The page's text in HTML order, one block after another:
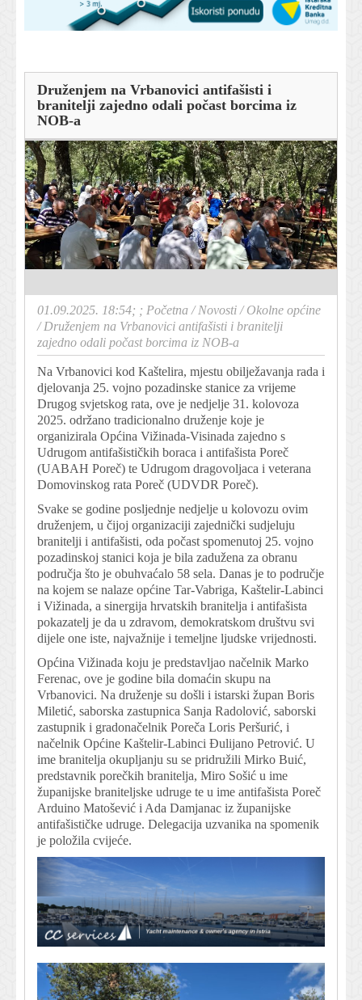
Druženjem na Vrbanovici antifašisti i
branitelji zajedno odali počast borcima iz
NOB-a
01.09.2025. 18:54; ; Početna /Novosti /Okolne općine
/Druženjem na Vrbanovici antifašisti i branitelji
zajedno odali počast borcima iz NOB-a
Na Vrbanovici kod Kaštelira, mjestu obilježavanja rada i
djelovanja 25. vojno pozadinske stanice za vrijeme
Drugog svjetskog rata, ove je nedjelje 31. kolovoza
2025. održano tradicionalno druženje koje je
organizirala Općina Vižinada-Visinada zajedno s
Udrugom antifašističkih boraca i antifašista Poreč
(UABAH Poreč) te Udrugom dragovoljaca i veterana
Domovinskog rata Poreč (UDVDR Poreč).
Svake se godine posljednje nedjelje u kolovozu ovim
druženjem, u čijoj organizaciji zajednički sudjeluju
branitelji i antifašisti, oda počast spomenutoj 25. vojno
pozadinskoj stanici koja je bila zadužena za obranu
područja što je obuhvaćalo 58 sela. Danas je to područje
na kojem se nalaze općine Tar-Vabriga, Kaštelir-Labinci
i Vižinada, a sinergija hrvatskih branitelja i antifašista
pokazatelj je da u zdravom, demokratskom društvu svi
dijele one iste, najvažnije i temeljne ljudske vrijednosti.
Općina Vižinada koju je predstavljao načelnik Marko
Ferenac, ove je godine bila domaćin skupu na
Vrbanovici. Na druženje su došli i istarski župan Boris
Miletić, saborska zastupnica Sanja Radolović, saborski
zastupnik i gradonačelnik Poreča Loris Peršurić, i
načelnik Općine Kaštelir-Labinci Đulijano Petrović. U
ime branitelja okupljanju su se pridružili Mirko Buić,
predstavnik porečkih branitelja, Miro Sošić u ime
županijske braniteljske udruge te u ime antifašista Poreč
Arduino Matošević i Ada Damjanac iz županijske
antifašističke udruge. Delegacija uzvanika na spomenik
je položila cvijeće.